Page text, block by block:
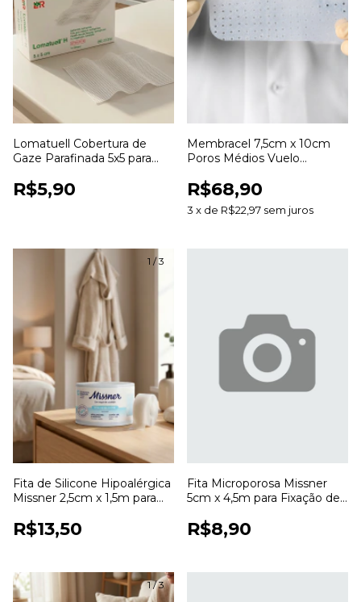
Lomatuell Cobertura de
Gaze Parafinada 5x5 para
Feridas
R$5,90
Membracel 7,5cm x 10cm
Poros Médios Vuelo
Feridas
R$68,90
3 x de R$22,97 sem juros
1 /3
Fita de Silicone Hipoalérgica
Missner 2,5cm x 1,5m para
R$13,50
Fita Microporosa Missner
5cm x 4,5m para Fixação de
R$8,90
1/3